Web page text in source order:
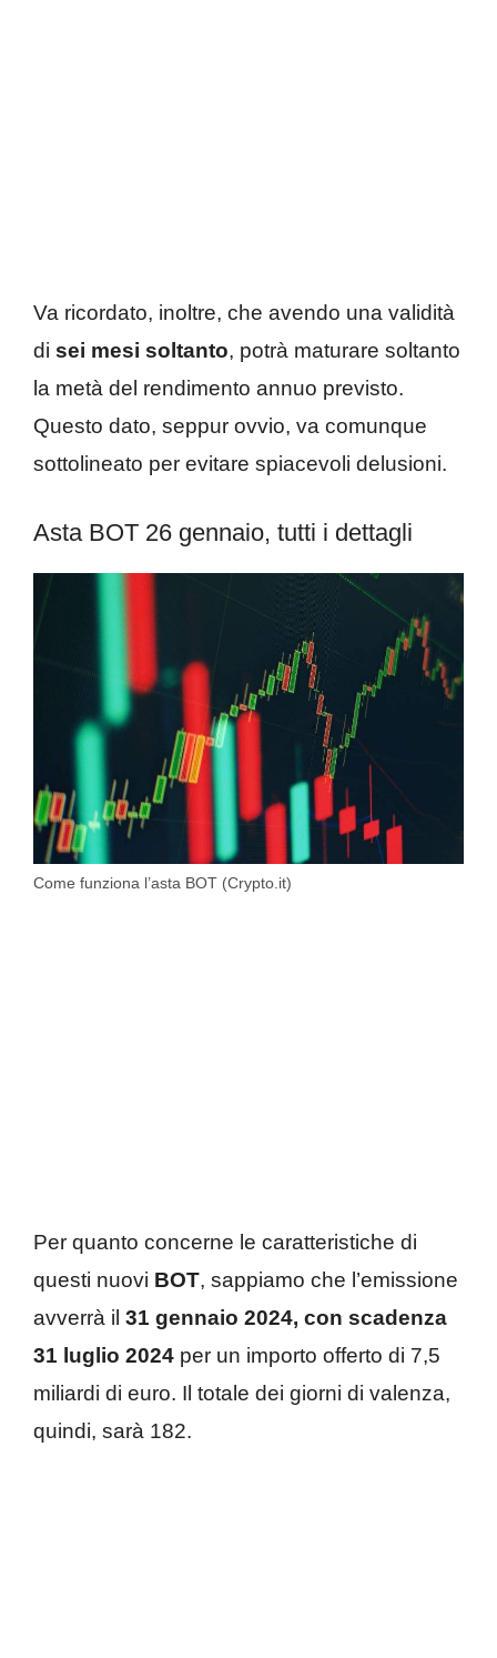
Va ricordato, inoltre, che avendo una validità
di sei mesi soltanto, potrà maturare soltanto
la metà del rendimento annuo previsto.
Questo dato, seppur ovvio, va comunque
sottolineato per evitare spiacevoli delusioni.
Asta BOT 26 gennaio, tutti i dettagli
Come funziona l’asta BOT (Crypto.it)
Per quanto concerne le caratteristiche di
questi nuovi BOT, sappiamo che l’emissione
avverrà il 31 gennaio 2024, con scadenza
31 luglio 2024 per un importo offerto di 7,5
miliardi di euro. Il totale dei giorni di valenza,
quindi, sarà 182.